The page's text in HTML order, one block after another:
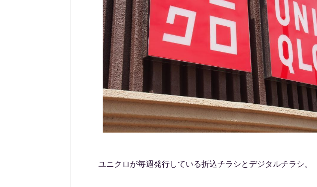
ユニクロが毎週発行している折込チラシとデジタルチラシ。